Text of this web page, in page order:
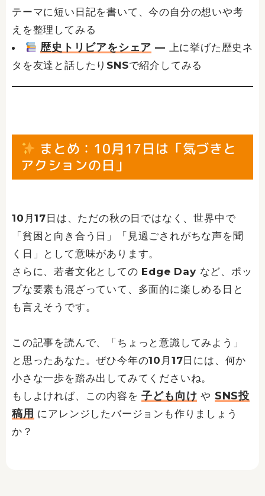
テーマに短い日記を書いて、今の自分の想いや考
えを整理してみる
歴史トリビアをシェア — 上に挙げた歴史ネ
タを友達と話したりSNSで紹介してみる
まとめ：10月17日は「気づきと
アクションの日」
10月17日は、ただの秋の日ではなく、世界中で
「貧困と向き合う日」「見過ごされがちな声を聞
く日」として意味があります。
さらに、若者文化としての Edge Day など、ポッ
プな要素も混ざっていて、多面的に楽しめる日と
も言えそうです。
この記事を読んで、「ちょっと意識してみよう」
と思ったあなた。ぜひ今年の10月17日には、何か
小さな一歩を踏み出してみてくださいね。
もしよければ、この内容を子ども向け や SNS投
稿用 にアレンジしたバージョンも作りましょう
か？